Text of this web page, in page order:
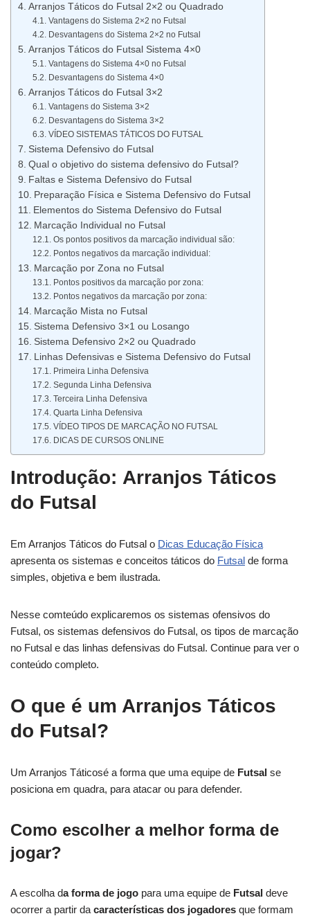
Arranjos Táticos do Futsal 2×2 ou Quadrado
Vantagens do Sistema 2×2 no Futsal
Desvantagens do Sistema 2×2 no Futsal
Arranjos Táticos do Futsal Sistema 4×0
Vantagens do Sistema 4×0 no Futsal
Desvantagens do Sistema 4×0
Arranjos Táticos do Futsal 3×2
Vantagens do Sistema 3×2
Desvantagens do Sistema 3×2
VÍDEO SISTEMAS TÁTICOS DO FUTSAL
Sistema Defensivo do Futsal
Qual o objetivo do sistema defensivo do Futsal?
Faltas e Sistema Defensivo do Futsal
Preparação Física e Sistema Defensivo do Futsal
Elementos do Sistema Defensivo do Futsal
Marcação Individual no Futsal
Os pontos positivos da marcação individual são:
Pontos negativos da marcação individual:
Marcação por Zona no Futsal
Pontos positivos da marcação por zona:
Pontos negativos da marcação por zona:
Marcação Mista no Futsal
Sistema Defensivo 3×1 ou Losango
Sistema Defensivo 2×2 ou Quadrado
Linhas Defensivas e Sistema Defensivo do Futsal
Primeira Linha Defensiva
Segunda Linha Defensiva
Terceira Linha Defensiva
Quarta Linha Defensiva
VÍDEO TIPOS DE MARCAÇÃO NO FUTSAL
DICAS DE CURSOS ONLINE
Introdução: Arranjos Táticos
do Futsal
Em Arranjos Táticos do Futsal o Dicas Educação Física
apresenta os sistemas e conceitos táticos do Futsal de forma
simples, objetiva e bem ilustrada.
Nesse comteúdo explicaremos os sistemas ofensivos do
Futsal, os sistemas defensivos do Futsal, os tipos de marcação
no Futsal e das linhas defensivas do Futsal. Continue para ver o
conteúdo completo.
O que é um Arranjos Táticos
do Futsal?
Um Arranjos Táticosé a forma que uma equipe de Futsal se
posiciona em quadra, para atacar ou para defender.
Como escolher a melhor forma de
jogar?
A escolha da forma de jogo para uma equipe de Futsal deve
ocorrer a partir da características dos jogadores que formam